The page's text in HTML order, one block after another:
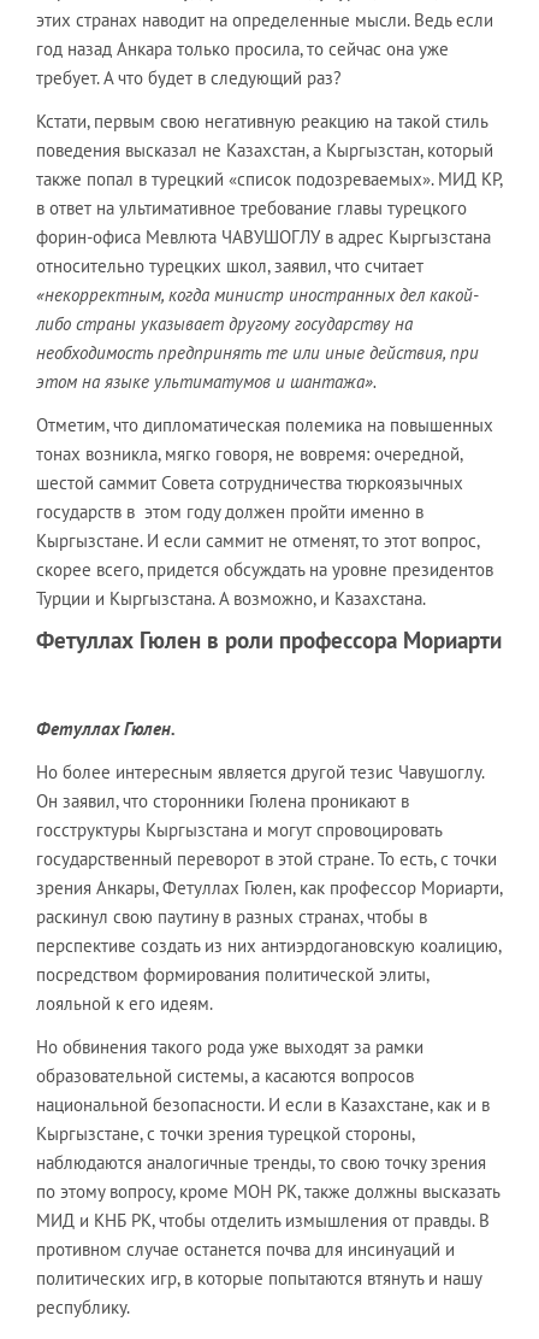
этих странах наводит на определенные мысли. Ведь если
год назад Анкара только просила, то сейчас она уже
требует. А что будет в следующий раз?
Кстати, первым свою негативную реакцию на такой стиль
поведения высказал не Казахстан, а Кыргызстан, который
также попал в турецкий «список подозреваемых». МИД КР,
в ответ на ультимативное требование главы турецкого
форин-офиса Мевлюта ЧАВУШОГЛУ в адрес Кыргызстана
относительно турецких школ, заявил, что считает
«некорректным, когда министр иностранных дел какой-
либо страны указывает другому государству на
необходимость предпринять те или иные действия, при
этом на языке ультиматумов и шантажа».
Отметим, что дипломатическая полемика на повышенных
тонах возникла, мягко говоря, не вовремя: очередной,
шестой саммит Совета сотрудничества тюркоязычных
государств в этом году должен пройти именно в
Кыргызстане. И если саммит не отменят, то этот вопрос,
скорее всего, придется обсуждать на уровне президентов
Турции и Кыргызстана. А возможно, и Казахстана.
Фетуллах Гюлен в роли профессора Мориарти
Фетуллах Гюлен.
Но более интересным является другой тезис Чавушоглу.
Он заявил, что сторонники Гюлена проникают в
госструктуры Кыргызстана и могут спровоцировать
государственный переворот в этой стране. То есть, с точки
зрения Анкары, Фетуллах Гюлен, как профессор Мориарти,
раскинул свою паутину в разных странах, чтобы в
перспективе создать из них антиэрдогановскую коалицию,
посредством формирования политической элиты,
лояльной к его идеям.
Но обвинения такого рода уже выходят за рамки
образовательной системы, а касаются вопросов
национальной безопасности. И если в Казахстане, как и в
Кыргызстане, с точки зрения турецкой стороны,
наблюдаются аналогичные тренды, то свою точку зрения
по этому вопросу, кроме МОН РК, также должны высказать
МИД и КНБ РК, чтобы отделить измышления от правды. В
противном случае останется почва для инсинуаций и
политических игр, в которые попытаются втянуть и нашу
республику.